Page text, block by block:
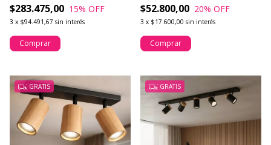
$283.475,00 15% OFF
3 x $94.491,67 sin interés
Comprar
$52.800,00 20% OFF
3 x $17.600,00 sin interés
Comprar
GRATIS GRATIS